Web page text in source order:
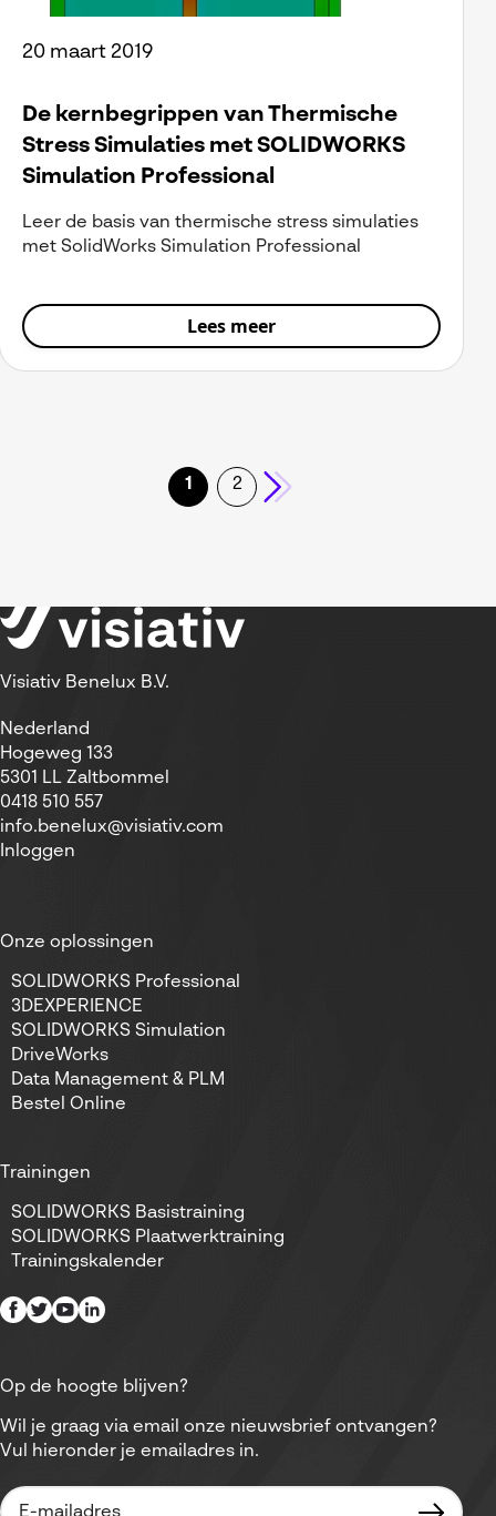
20 maart 2019
De kernbegrippen van Thermische
Stress Simulaties met SOLIDWORKS
Simulation Professional
Leer de basis van thermische stress simulaties
met SolidWorks Simulation Professional
Lees meer
1 2
Visiativ Benelux B.V.
Nederland
Hogeweg 133
5301 LL Zaltbommel
0418 510 557
info.benelux@visiativ.com
Inloggen
Onze oplossingen
SOLIDWORKS Professional
3DEXPERIENCE
SOLIDWORKS Simulation
DriveWorks
Data Management & PLM
Bestel Online
Trainingen
SOLIDWORKS Basistraining
SOLIDWORKS Plaatwerktraining
Trainingskalender
Op de hoogte blijven?
Wil je graag via email onze nieuwsbrief ontvangen?
Vul hieronder je emailadres in.